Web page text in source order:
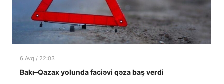
6 Avq / 22:03
Bakı–Qazax yolunda faciəvi qəza baş verdi